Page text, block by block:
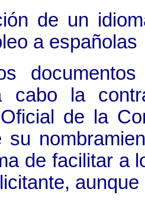
de un
a españolas
cabo la
de la
su
de facilitar a